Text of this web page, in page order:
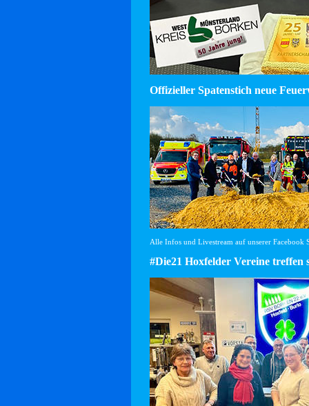
Offizieller Spatenstich neue
Alle Infos und Livestream auf unserer Facebook
#Die21 Hoxfelder Vereine treffen